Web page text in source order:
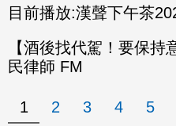
目前播放:漢聲下午茶
【酒後找代駕！要保
民律師 FM
1 2 3 4 5